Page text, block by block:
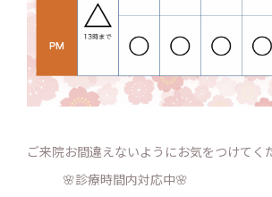
ご来院お間違えないようにお気をつけてく
🌸診療時間内対応中🌸